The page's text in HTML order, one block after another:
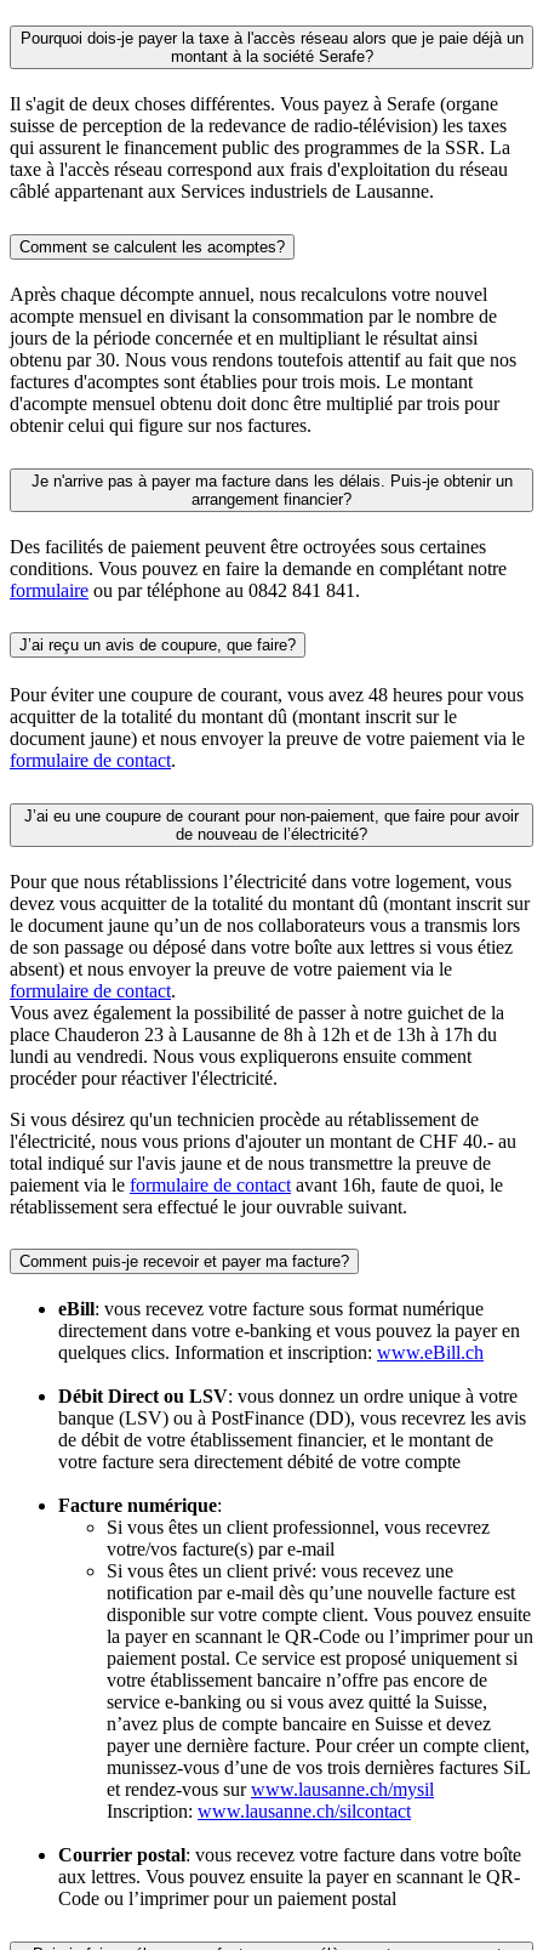
Pourquoi dois-je payer la taxe à l'accès réseau alors que je paie déjà un
montant à la société Serafe?
Il s'agit de deux choses différentes. Vous payez à Serafe (organe
suisse de perception de la redevance de radio-télévision) les taxes
qui assurent le financement public des programmes de la SSR. La
taxe à l'accès réseau correspond aux frais d'exploitation du réseau
câblé appartenant aux Services industriels de Lausanne.
Comment se calculent les acomptes?
Après chaque décompte annuel, nous recalculons votre nouvel
acompte mensuel en divisant la consommation par le nombre de
jours de la période concernée et en multipliant le résultat ainsi
obtenu par 30. Nous vous rendons toutefois attentif au fait que nos
factures d'acomptes sont établies pour trois mois. Le montant
d'acompte mensuel obtenu doit donc être multiplié par trois pour
obtenir celui qui figure sur nos factures.
Je n'arrive pas à payer ma facture dans les délais. Puis-je obtenir un
arrangement financier?
Des facilités de paiement peuvent être octroyées sous certaines
conditions. Vous pouvez en faire la demande en complétant notre
formulaire ou par téléphone au 0842 841 841.
J’ai reçu un avis de coupure, que faire?
Pour éviter une coupure de courant, vous avez 48 heures pour vous
acquitter de la totalité du montant dû (montant inscrit sur le
document jaune) et nous envoyer la preuve de votre paiement via le
formulaire de contact.
J’ai eu une coupure de courant pour non-paiement, que faire pour avoir
de nouveau de l’électricité?
Pour que nous rétablissions l’électricité dans votre logement, vous
devez vous acquitter de la totalité du montant dû (montant inscrit sur
le document jaune qu’un de nos collaborateurs vous a transmis lors
de son passage ou déposé dans votre boîte aux lettres si vous étiez
absent) et nous envoyer la preuve de votre paiement via le
formulaire de contact.
Vous avez également la possibilité de passer à notre guichet de la
place Chauderon 23 à Lausanne de 8h à 12h et de 13h à 17h du
lundi au vendredi. Nous vous expliquerons ensuite comment
procéder pour réactiver l'électricité.
Si vous désirez qu'un technicien procède au rétablissement de
l'électricité, nous vous prions d'ajouter un montant de CHF 40.- au
total indiqué sur l'avis jaune et de nous transmettre la preuve de
paiement via le formulaire de contact avant 16h, faute de quoi, le
rétablissement sera effectué le jour ouvrable suivant.
Comment puis-je recevoir et payer ma facture?
eBill: vous recevez votre facture sous format numérique
directement dans votre e-banking et vous pouvez la payer en
quelques clics. Information et inscription: www.eBill.ch
Débit Direct ou LSV: vous donnez un ordre unique à votre
banque (LSV) ou à PostFinance (DD), vous recevrez les avis
de débit de votre établissement financier, et le montant de
votre facture sera directement débité de votre compte
Facture numérique:
Si vous êtes un client professionnel, vous recevrez
votre/vos facture(s) par e-mail
Si vous êtes un client privé: vous recevez une
notification par e-mail dès qu’une nouvelle facture est
disponible sur votre compte client. Vous pouvez ensuite
la payer en scannant le QR-Code ou l’imprimer pour un
paiement postal. Ce service est proposé uniquement si
votre établissement bancaire n’offre pas encore de
service e-banking ou si vous avez quitté la Suisse,
n’avez plus de compte bancaire en Suisse et devez
payer une dernière facture. Pour créer un compte client,
munissez-vous d’une de vos trois dernières factures SiL
et rendez-vous surwww.lausanne.ch/mysil
Inscription: www.lausanne.ch/silcontact
Courrier postal: vous recevez votre facture dans votre boîte
aux lettres. Vous pouvez ensuite la payer en scannant le QR-
Code ou l’imprimer pour un paiement postal